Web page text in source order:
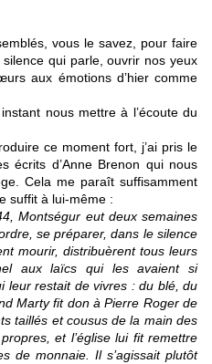
vous le savez, pour faire
qui parle, ouvrir nos yeux
aux émotions d’hier comme
nous mettre à l’écoute du
ce moment fort, j’ai pris le
écrits d’Anne Brenon qui nous
Cela me paraît suffisamment
suffit à lui-même :
Montségur eut deux semaines
se préparer, dans le silence
mourir, distribuèrent tous leurs
aux laïcs qui les avaient si
leur restait de vivres : du blé, du
Marty fit don à Pierre Roger de
taillés et cousus de la main des
et l’église lui fit remettre
de monnaie. Il s’agissait plutôt